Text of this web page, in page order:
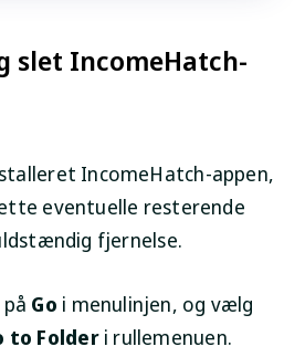
slet IncomeHatch-
IncomeHatch-appen,
eventuelle resterende
fjernelse.
Go i menulinjen, og vælg
to Folderi rullemenuen.